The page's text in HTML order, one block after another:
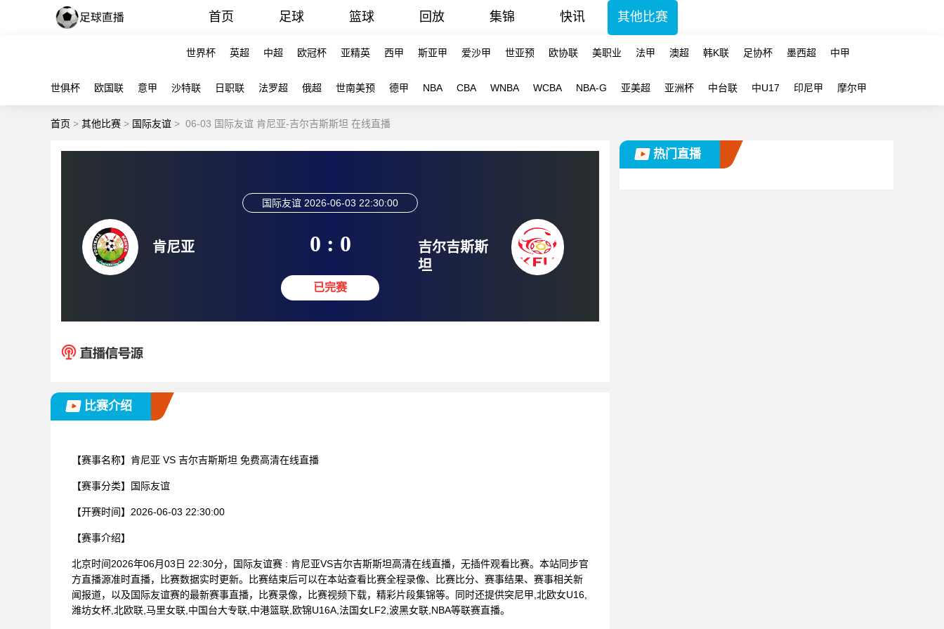
首页 足球 篮球 回放 集锦 快讯 其他比赛
世界杯 英超 中超 欧冠杯 亚精英 西甲 斯亚甲 爱沙甲 世亚预 欧协联 美职业 法甲 澳超 韩K联 足协杯 墨西超 中甲
世俱杯 欧国联 意甲 沙特联 日职联 法罗超 俄超 世南美预 德甲 NBA CBA WNBA WCBA NBA-G 亚美超 亚洲杯 中台联 中U17 印尼甲 摩尔甲
首页 > 其他比赛 > 国际友谊 > 06-03 国际友谊 肯尼亚-吉尔吉斯斯坦 在线直播
肯尼亚
国际友谊 2026-06-03 22:30:00
0 : 0
已完赛
吉尔吉斯斯
坦
比赛介绍
【赛事名称】 肯尼亚 VS 吉尔吉斯斯坦 免费高清在线直播
【赛事分类】 国际友谊
【开赛时间】 2026-06-03 22:30:00
【赛事介绍】
北京时间2026年06月03日 22:30分，国际友谊赛 : 肯尼亚VS吉尔吉斯斯坦高清在线直播，无插件观看比赛。本站同步官
方直播源准时直播，比赛数据实时更新。比赛结束后可以在本站查看比赛全程录像、比赛比分、赛事结果、赛事相关新
闻报道，以及国际友谊赛的最新赛事直播，比赛录像，比赛视频下载，精彩片段集锦等。同时还提供突尼甲,北欧女U16,
潍坊女杯,北欧联,马里女联,中国台大专联,中港篮联,欧锦U16A,法国女LF2,波黑女联,NBA等联赛直播。
热门直播